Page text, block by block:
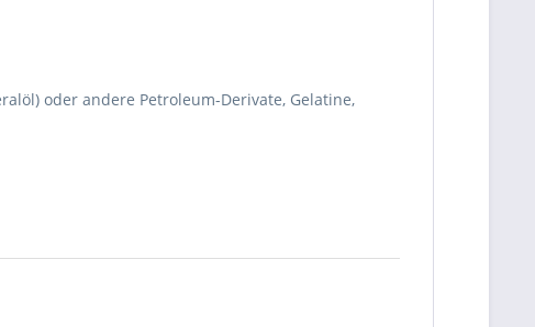
oder andere Petroleum-Derivate, Gelatine,